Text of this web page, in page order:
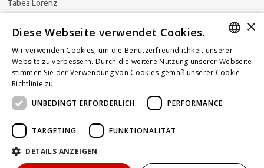
Tabea Lorenz
Newsletter abonnieren
Powered by KOMUNIQUE hello@taxlawblog.ch
GERMAN
FRENCH
×
Diese Webseite verwendet Cookies.
Wir verwenden Cookies, um die Benutzerfreundlichkeit unserer
Website zu verbessern. Durch die weitere Nutzung unserer Webseite
stimmen Sie der Verwendung von Cookies gemäß unserer Cookie-
Richtlinie zu.
UNBEDINGT ERFORDERLICH
PERFORMANCE
TARGETING FUNKTIONALITÄT
DETAILS ANZEIGEN